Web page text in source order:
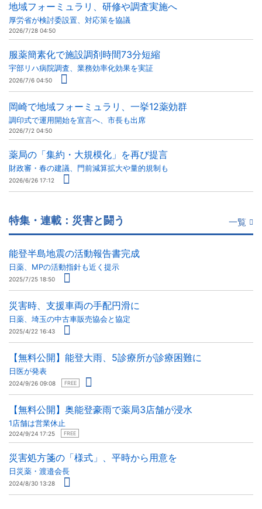
地域フォーミュラリ、研修や調査実施へ
厚労省が検討委設置、対応策を協議
2026/7/28 04:50
服薬簡素化で施設調剤時間73分短縮
宇部リハ病院調査、業務効率化効果を実証
2026/7/6 04:50
岡崎で地域フォーミュラリ、一挙12薬効群
調印式で運用開始を宣言へ、市長も出席
2026/7/2 04:50
薬局の「集約・大規模化」を再び提言
財政審・春の建議、門前減算拡大や量的規制も
2026/6/26 17:12
特集・連載：災害と闘う 一覧
能登半島地震の活動報告書完成
日薬、MPの活動指針も近く提示
2025/7/25 18:50
災害時、支援車両の手配円滑に
日薬、埼玉の中古車販売協会と協定
2025/4/22 16:43
【無料公開】能登大雨、5診療所が診療困難に
日医が発表
2024/9/26 09:08 FREE
【無料公開】奥能登豪雨で薬局3店舗が浸水
1店舗は営業休止
2024/9/24 17:25 FREE
災害処方箋の「様式」、平時から用意を
日災薬・渡邉会長
2024/8/30 13:28